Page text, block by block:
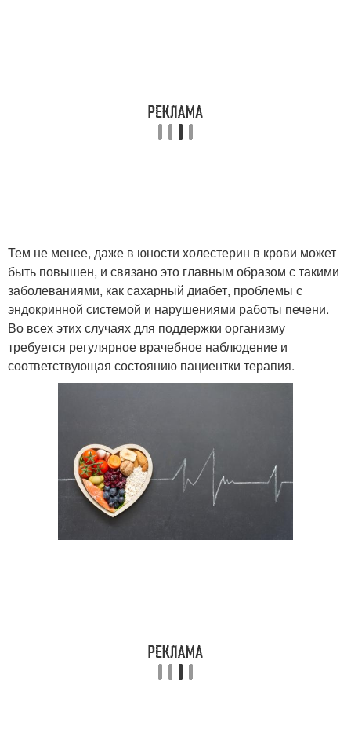
Тем не менее, даже в юности холестерин в крови может
быть повышен, и связано это главным образом с такими
заболеваниями, как сахарный диабет, проблемы с
эндокринной системой и нарушениями работы печени.
Во всех этих случаях для поддержки организму
требуется регулярное врачебное наблюдение и
соответствующая состоянию пациентки терапия.